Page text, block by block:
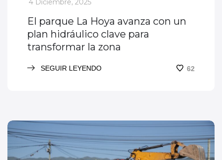
_
4 Diciembre, 2025
El parque La Hoya avanza con un
plan hidráulico clave para
transformar la zona
SEGUIR LEYENDO 62